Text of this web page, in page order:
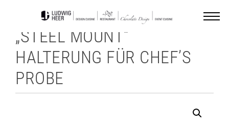
„STEEL MOUNT“
HALTERUNG FÜR CHEF’S
PROBE